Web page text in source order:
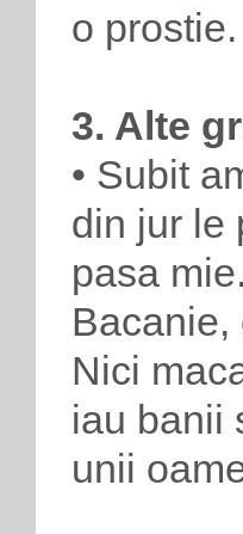
o prostie.
3. Alte
• Subit
din jur le
pasa
Bacanie,
Nici
iau banii
unii